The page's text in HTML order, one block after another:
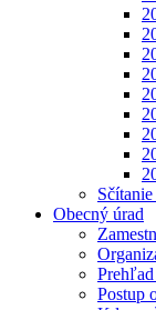
Obecný úrad
Postup